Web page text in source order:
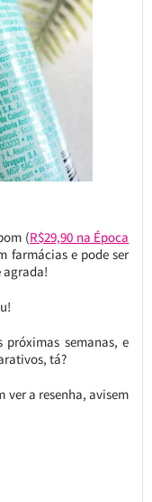
(R$29,90 na Época
farmácias e pode ser
agrada!
próximas semanas, e
tá?
ver a resenha, avisem